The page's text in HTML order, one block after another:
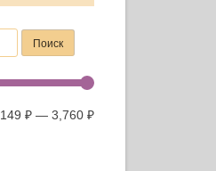
Поиск
149 ₽— 3,760 ₽